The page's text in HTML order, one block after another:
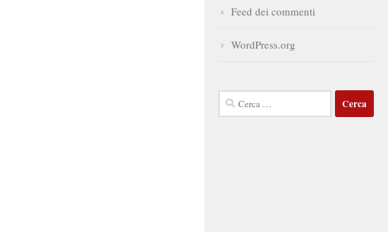
Feed dei commenti
WordPress.org
Ricerca
per: